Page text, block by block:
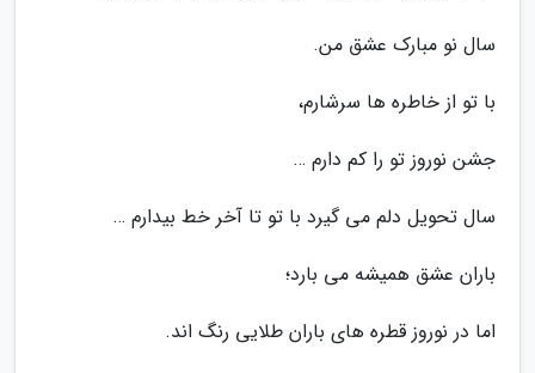
سال نو مبارک عشق من.
با تو از خاطره ها سرشارم،
جشن نوروز تو را کم دارم …
سال تحویل دلم می گیرد با تو تا آخر خط بیدارم …
باران عشق همیشه می بارد؛
اما در نوروز قطره های باران طلایی رنگ اند.